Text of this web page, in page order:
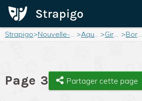
Strapigo> Nouvelle-Aquitaine > Aquitaine > Gironde > Bordeaux
Page 3 Partager cette page